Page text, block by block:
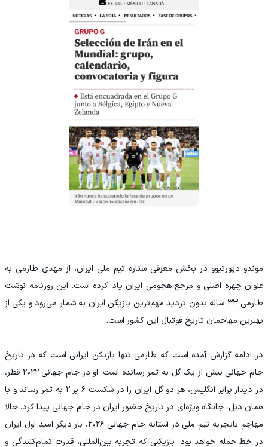
موندو دپورتیوو در بخش معرفی ستاره تیم ملی ایران، از مهدی طارمی به
عنوان چهره اصلی و مرجع هجومی ایران یاد کرده است. این روزنامه نوشت
طارمی ۳۳ ساله بدون تردید مهم‌ترین بازیکن ایران به شمار می‌رود و یکی از
بهترین مهاجمان تاریخ فوتبال این کشور است.
در ادامه گزارش آمده است که طارمی تنها بازیکن ایرانی است که در تاریخ
جام جهانی بیش از یک گل به ثمر رسانده است. او در جام جهانی ۲۰۲۲ قطر،
در دیدار برابر انگلیس، هر دو گل ایران را در شکست ۶ بر ۲ به ثمر رساند و با
همان دبل، جایگاه ویژه‌ای در تاریخ حضور ایران در جام جهانی پیدا کرد. حالا
مهاجم باتجربه تیم ملی در آستانه جام جهانی ۲۰۲۶، بار دیگر امید اول ایران
در خط حمله خواهد بود؛ بازیکنی که تجربه بین‌المللی، قدرت تمام‌کنندگی و